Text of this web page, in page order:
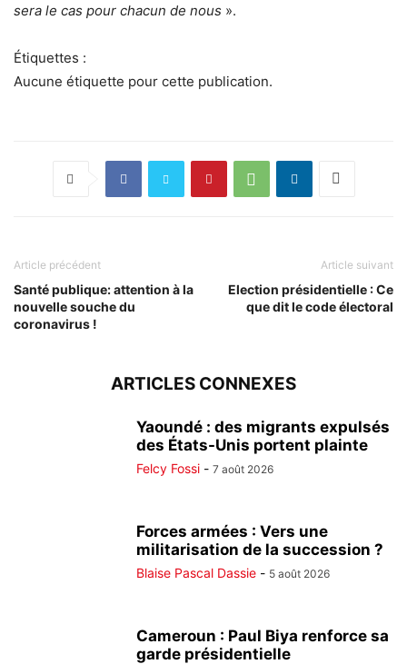
sera le cas pour chacun de nous ».
Étiquettes :
Aucune étiquette pour cette publication.
Article précédent
Santé publique: attention à la
nouvelle souche du
coronavirus !
Article suivant
Election présidentielle : Ce
que dit le code électoral
ARTICLES CONNEXES
Yaoundé : des migrants expulsés
des États-Unis portent plainte
Felcy Fossi - 7 août 2026
Forces armées : Vers une
militarisation de la succession ?
Blaise Pascal Dassie - 5 août 2026
Cameroun : Paul Biya renforce sa
garde présidentielle